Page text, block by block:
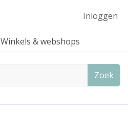
Inloggen
Winkels & webshops
Zoek